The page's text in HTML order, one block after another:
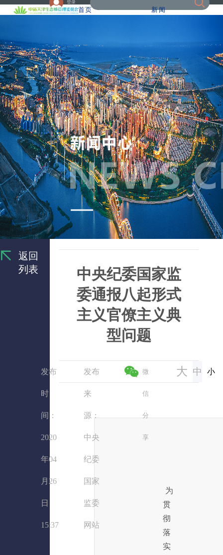
登录
首页 新闻
返回
列表
中央纪委国家监
委通报八起形式
主义官僚主义典
型问题
发布
时
间：
2020
年04
月26
日
15:37
发布
来
源：
中央
纪委
国家
监委
网站
微
信
分
享
大 中 小
为
贯
彻
落
实